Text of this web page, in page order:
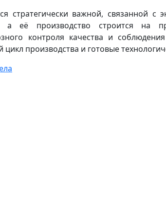
стратегически важной, связанной с
а её производство строится на
контроля качества и
производства и готовые